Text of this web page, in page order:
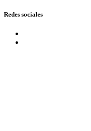
Redes sociales